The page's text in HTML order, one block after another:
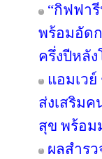
“กิฟฟา
พร้อมอัดก
ครึ่งปีหลัง
แอมเวย์
ส่งเสริม
สุข พร้อม
ผลสำรว